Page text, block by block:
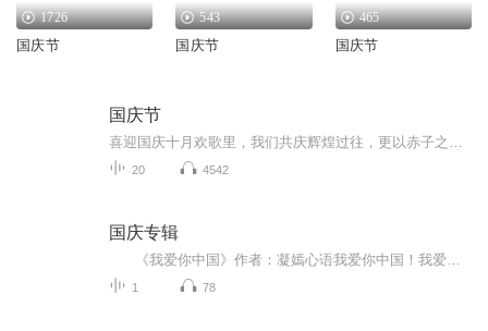
1726
国庆节
543
国庆节
465
国庆节
国庆节
20 4542
国庆专辑
1 78